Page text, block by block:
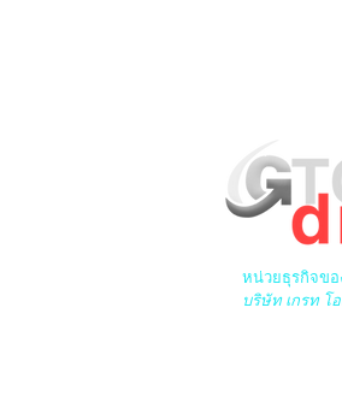
หน่วยธุรกิจขอ
บริษัท เกรท โ